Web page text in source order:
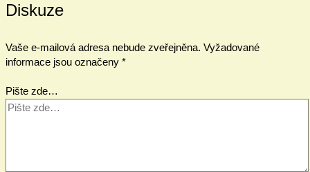
Diskuze
Vaše e-mailová adresa nebude zveřejněna. Vyžadované
informace jsou označeny *
Pište zde…